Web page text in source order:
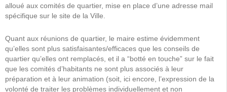
alloué aux comités de quartier, mise en place d’une adresse mail
spécifique sur le site de la Ville.
Quant aux réunions de quartier, le maire estime évidemment
qu’elles sont plus satisfaisantes/efficaces que les conseils de
quartier qu’elles ont remplacés, et il a “botté en touche” sur le fait
que les comités d’habitants ne sont plus associés à leur
préparation et à leur animation (soit, ici encore, l’expression de la
volonté de traiter les problèmes individuellement et non